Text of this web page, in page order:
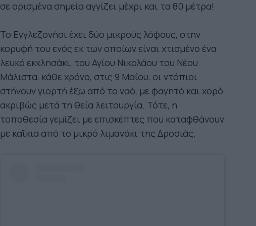
σε ορισμένα σημεία αγγίζει μέχρι και τα 80 μέτρα!
Το Εγγλεζονήσι έχει δύο μικρούς λόφους, στην
κορυφή του ενός εκ των οποίων είναι χτισμένο ένα
λευκό εκκλησάκι, του Αγίου Νικολάου του Νέου.
Μάλιστα, κάθε χρόνο, στις 9 Μαΐου, οι ντόπιοι
στήνουν γιορτή έξω από το ναό, με φαγητό και χορό
ακριβώς μετά τη θεία λειτουργία. Τότε, η
τοποθεσία γεμίζει με επισκέπτες που καταφθάνουν
με καΐκια από το μικρό λιμανάκι της Δροσιάς.